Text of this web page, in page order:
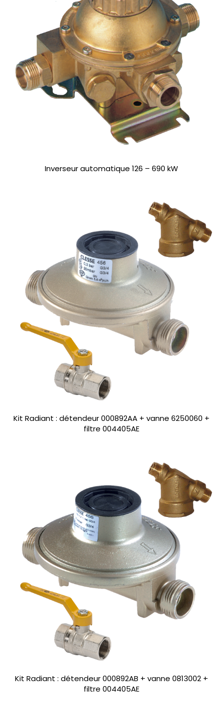
Inverseur automatique 126 – 690 kW
Kit Radiant : détendeur 000892AA + vanne 6250060 +
filtre 004405AE
Kit Radiant : détendeur 000892AB + vanne 0813002 +
filtre 004405AE